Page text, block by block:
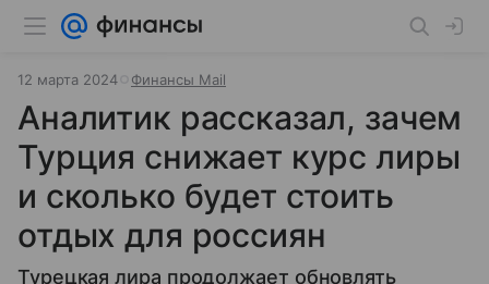
12 марта 2024 Финансы Mail
Аналитик рассказал, зачем
Турция снижает курс лиры
и сколько будет стоить
отдых для россиян
Турецкая лира продолжает обновлять